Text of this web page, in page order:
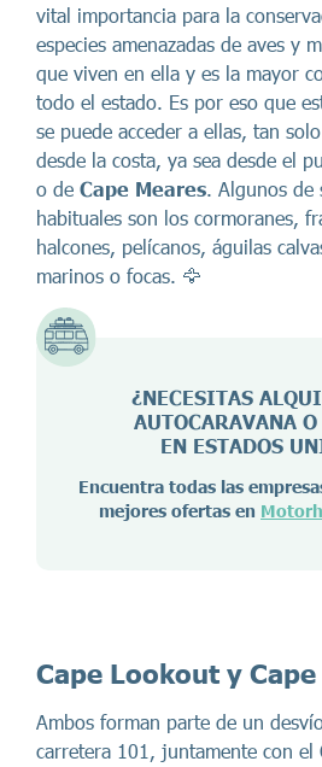
vital importancia para la
especies amenazadas de aves y
que viven en ella y es la mayor
todo el estado. Es por eso que
se puede acceder a ellas, tan
desde la costa, ya sea desde el
o de Cape Meares. Algunos de
habituales son los cormoranes,
halcones, pelícanos, águilas
marinos o focas. 🦅
¿NECESITAS
AUTOCARAVANA O
EN ESTADOS
Encuentra todas las
mejores ofertas en
Cape Lookout y
Ambos forman parte de un
carretera 101, juntamente con el